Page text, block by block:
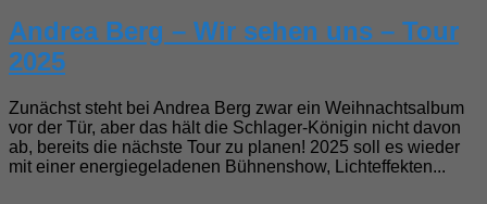
Andrea Berg – Wir sehen uns – Tour
2025
Zunächst steht bei Andrea Berg zwar ein Weihnachtsalbum
vor der Tür, aber das hält die Schlager-Königin nicht davon
ab, bereits die nächste Tour zu planen! 2025 soll es wieder
mit einer energiegeladenen Bühnenshow, Lichteffekten...